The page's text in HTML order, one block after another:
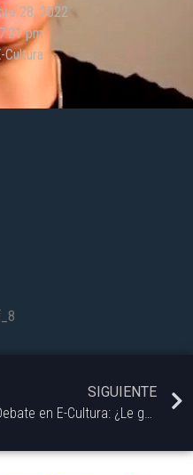
28, 2022
7:21 pm
Cultura
SIGUIENTE